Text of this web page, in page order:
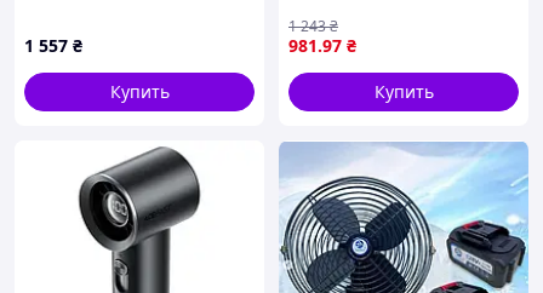
White (8520952)
компактный, стильный и
удобный
1 557 ₴
Купить
Безлопастный вентилятор
Air Multiplier optdrp
981.97 ₴
1 243₴
Купить